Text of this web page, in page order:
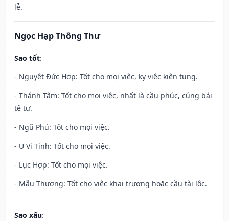
lễ.
Ngọc Hạp Thông Thư
Sao tốt:
- Nguyệt Đức Hợp: Tốt cho mọi việc, kỵ việc kiện tụng.
- Thánh Tâm: Tốt cho mọi việc, nhất là cầu phúc, cúng bái
tế tự.
- Ngũ Phú: Tốt cho mọi việc.
- U Vi Tinh: Tốt cho mọi việc.
- Lục Hợp: Tốt cho mọi việc.
- Mẫu Thương: Tốt cho việc khai trương hoặc cầu tài lộc.
Sao xấu: